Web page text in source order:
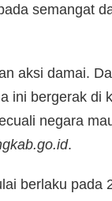
semangat
aksi damai.
ini bergerak di
negara
.
berlaku pada